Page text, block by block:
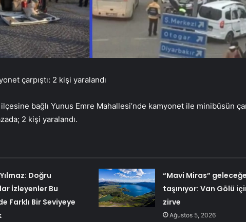
çarpıştı: 2 kişi yaralandı
ilçesine bağlı Yunus Emre Mahallesi’nde kamyonet ile minibüsün
2 kişi yaralandı.
Doğru
İzleyenler Bu
Farklı Bir Seviyeye
“Mavi Miras” geleceğe
taşınıyor: Van Gölü
zirve
Ağustos 5, 2026